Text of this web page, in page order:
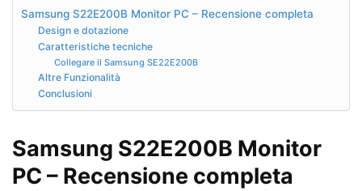
Samsung S22E200B Monitor PC – Recensione completa
Design e dotazione
Caratteristiche tecniche
Collegare il Samsung SE22E200B
Altre Funzionalità
Conclusioni
Samsung S22E200B Monitor
PC – Recensione completa